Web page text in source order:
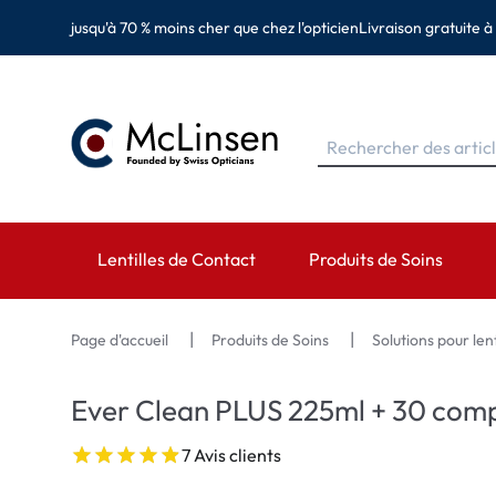
jusqu'à 70 % moins cher que chez l'opticienLivraison gratuite
Lentilles de Contact
MARQUES
Acuvue
Biotrue
CATÉGORIES
Lentilles toriques
Produits de Soins
MARQUES
EyeDefinition
Page d'accueil Produits de Soins Solutions pour
Ever Clean PLUS 225ml + 30
7 Avis clients